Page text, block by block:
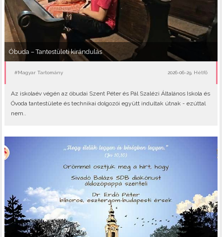
Óbuda – Tantestületi kirándulás
#Magyar Tartomány 2026-06-29, Hétfő
Az iskolaév végén az óbudai Szent Péter és Pál Szalézi Általános Iskola és
Óvoda tantestülete és technikai dolgozói együtt indultak útnak - ezúttal
nem..